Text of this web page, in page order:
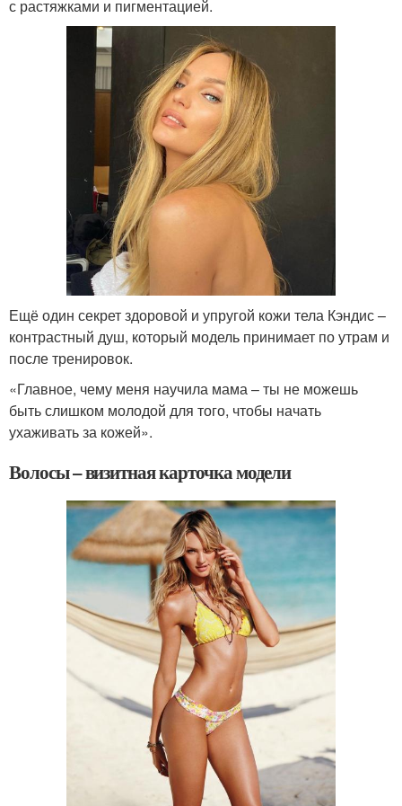
с растяжками и пигментацией.
Ещё один секрет здоровой и упругой кожи тела Кэндис –
контрастный душ, который модель принимает по утрам и
после тренировок.
«Главное, чему меня научила мама – ты не можешь
быть слишком молодой для того, чтобы начать
ухаживать за кожей».
Волосы – визитная карточка модели